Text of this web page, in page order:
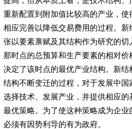
重新配置到附加值比较高的产业，
相应完善以降低交易费用的过程。
张以要素禀赋及其结构作为研究的
那时点的总预算和生产要素的相对
决定了该时点的最优产业结构。新
结构不断变迁的过程，对于发展中
选择技术、发展产业，并提供相应
最优策略。为了使这种策略成为企
必须有因势利导的有为政府。